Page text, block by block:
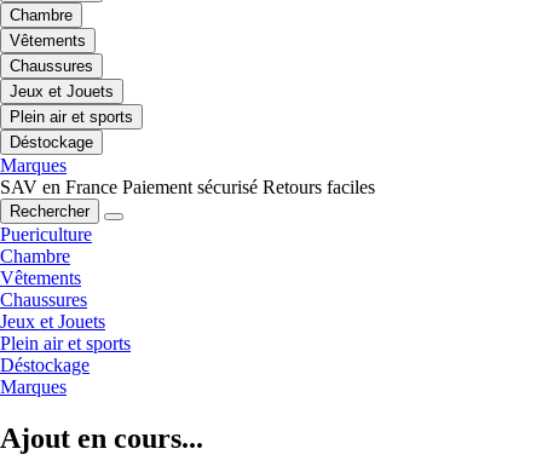
Chambre
Vêtements
Chaussures
Jeux et Jouets
Plein air et sports
Déstockage
Marques
SAV en France Paiement sécurisé Retours faciles
Rechercher
Puericulture
Chambre
Vêtements
Chaussures
Jeux et Jouets
Plein air et sports
Déstockage
Marques
Ajout en cours...